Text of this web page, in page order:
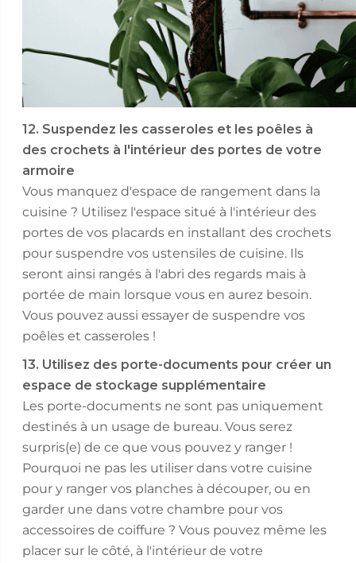
12. Suspendez les casseroles et les poêles à
des crochets à l'intérieur des portes de votre
armoire
Vous manquez d'espace de rangement dans la
cuisine ? Utilisez l'espace situé à l'intérieur des
portes de vos placards en installant des crochets
pour suspendre vos ustensiles de cuisine. Ils
seront ainsi rangés à l'abri des regards mais à
portée de main lorsque vous en aurez besoin.
Vous pouvez aussi essayer de suspendre vos
poêles et casseroles !
13. Utilisez des porte-documents pour créer un
espace de stockage supplémentaire
Les porte-documents ne sont pas uniquement
destinés à un usage de bureau. Vous serez
surpris(e) de ce que vous pouvez y ranger !
Pourquoi ne pas les utiliser dans votre cuisine
pour y ranger vos planches à découper, ou en
garder une dans votre chambre pour vos
accessoires de coiffure ? Vous pouvez même les
placer sur le côté, à l'intérieur de votre